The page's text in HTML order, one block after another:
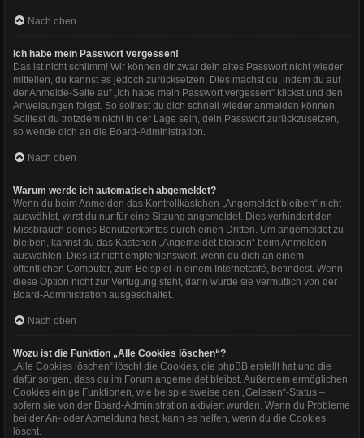
Nach oben
Ich habe mein Passwort vergessen!
Das ist nicht schlimm! Wir können dir zwar dein altes Passwort nicht wieder
mitteilen, du kannst es jedoch zurücksetzen. Dies machst du, indem du auf
der Anmelde-Seite auf „Ich habe mein Passwort vergessen“ klickst und den
Anweisungen folgst. So solltest du dich schnell wieder anmelden können.
Solltest du trotzdem nicht in der Lage sein, dein Passwort zurückzusetzen,
so wende dich an die Board-Administration.
Nach oben
Warum werde ich automatisch abgemeldet?
Wenn du beim Anmelden das Kontrollkästchen „Angemeldet bleiben“ nicht
auswählst, wirst du nur für eine Sitzung angemeldet. Dies verhindert den
Missbrauch deines Benutzerkontos durch einen Dritten. Um angemeldet zu
bleiben, kannst du das Kästchen „Angemeldet bleiben“ beim Anmelden
auswählen. Dies ist nicht empfehlenswert, wenn du dich an einem
öffentlichen Computer, zum Beispiel in einem Internetcafé, befindest. Wenn
diese Option nicht zur Verfügung steht, dann wurde sie vermutlich von der
Board-Administration ausgeschaltet.
Nach oben
Wozu ist die Funktion „Alle Cookies löschen“?
„Alle Cookies löschen“ löscht die Cookies, die phpBB erstellt hat und die
dafür sorgen, dass du im Forum angemeldet bleibst. Außerdem ermöglichen
Cookies einige Funktionen, wie beispielsweise den „Gelesen“-Status –
sofern sie von der Board-Administration aktiviert wurden. Wenn du Probleme
bei der An- oder Abmeldung hast, kann es helfen, wenn du die Cookies
löscht.